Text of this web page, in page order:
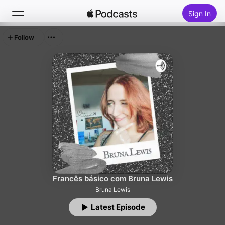
Sign In
Top Charts
Francês básico com Bruna Lewis
Bruna Lewis
Latest Episode
Follow